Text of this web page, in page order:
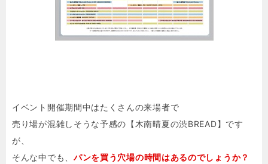
イベント開催期間中はたくさんの来場者で
売り場が混雑しそうな予感の【木南晴夏の渋BREAD】です
が、
そんな中でも、 パンを買う穴場の時間はあるのでしょうか？